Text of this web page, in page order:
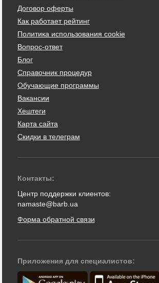
Договор оферты
Как работает рейтинг
Политика использования cookie
Вопрос-ответ
Блог
Справочник процедур
Обучающие программы
Вакансии
Хештеги
Карта сайта
Скидки в телеграм
Контакты:
Центр поддержки клиентов:
namaste@barb.ua
Форма обратной связи
Приложения для специалистов: